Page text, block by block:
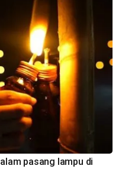
pasang lampu di